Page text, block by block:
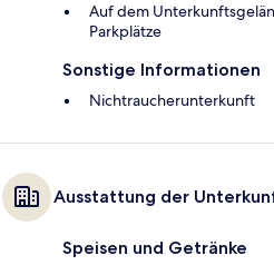
Auf dem
Parkplätze
Sonstige Informationen
Nichtraucherunterkunft
Ausstattung der
Speisen und Getränke